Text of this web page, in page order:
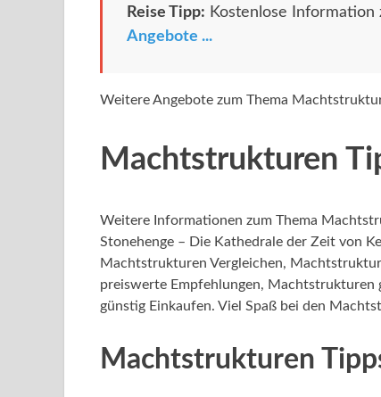
Reise Tipp: Kostenlose Information
Angebote ...
Weitere Angebote zum Thema
Machtstrukturen
Weitere Informationen zum Thema
Stonehenge – Die Kathedrale der Zeit von
Machtstrukturen Vergleichen,
preiswerte Empfehlungen,
günstig Einkaufen. Viel Spaß bei den
Machtstrukturen